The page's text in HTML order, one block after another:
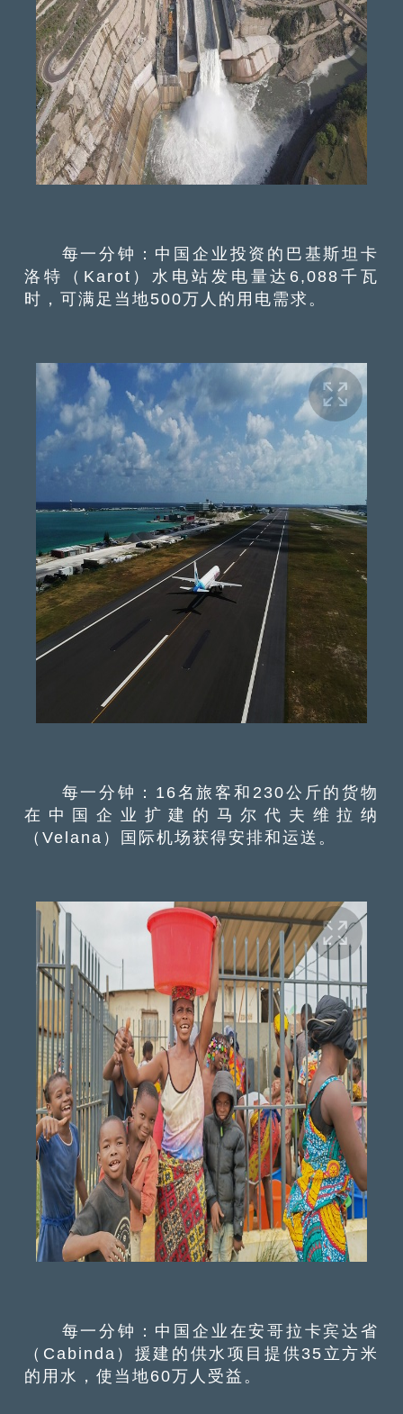
每一分钟：中国企业投资的巴基斯坦卡
洛特（Karot）水电站发电量达6,088千瓦
时，可满足当地500万人的用电需求。
每一分钟：16名旅客和230公斤的货物
在中国企业扩建的马尔代夫维拉纳
（Velana）国际机场获得安排和运送。
每一分钟：中国企业在安哥拉卡宾达省
（Cabinda）援建的供水项目提供35立方米
的用水，使当地60万人受益。